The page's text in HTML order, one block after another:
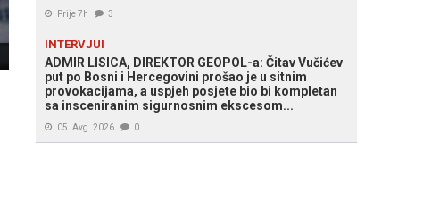
Velizar Antić (Foto: Arhiv)
Prije 7h 3
INTERVJUI
ADMIR LISICA, DIREKTOR GEOPOL-a: Čitav Vučićev
put po Bosni i Hercegovini prošao je u sitnim
provokacijama, a uspjeh posjete bio bi kompletan
sa insceniranim sigurnosnim ekscesom...
05. Avg. 2026 0